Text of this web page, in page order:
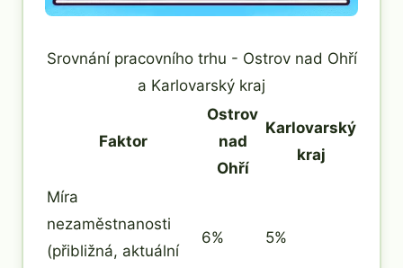
Srovnání pracovního trhu - Ostrov nad Ohří
a Karlovarský kraj
Faktor
Ostrov
nad
Ohří
Karlovarský
kraj
Míra
nezaměstnanosti
(přibližná, aktuální
6% 5%